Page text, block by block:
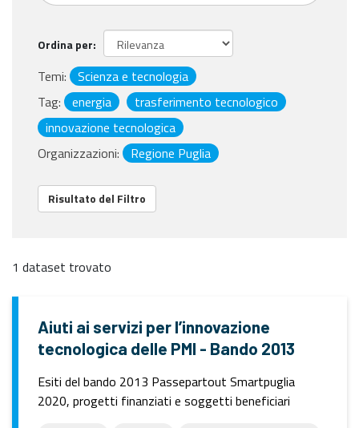
Ordina per
Temi:
Scienza e tecnologia
Tag:
energia
trasferimento tecnologico
innovazione tecnologica
Organizzazioni:
Regione Puglia
Risultato del Filtro
1 dataset trovato
Aiuti ai servizi per l’innovazione
tecnologica delle PMI - Bando 2013
Esiti del bando 2013 Passepartout Smartpuglia
2020, progetti finanziati e soggetti beneficiari